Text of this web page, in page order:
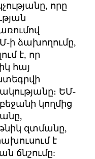
որը
ի ձախողումը,
է, որ
հայ
ԵՄ-
կողմից
զտմանը,
է
ճնշումը: